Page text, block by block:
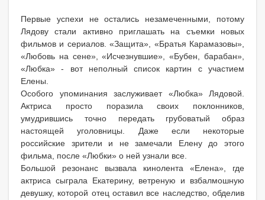
Первые успехи не остались незамеченными, потому
Лядову стали активно приглашать на съемки новых
фильмов и сериалов. «Защита», «Братья Карамазовы»,
«Любовь на сене», «Исчезнувшие», «Бубен, барабан»,
«Любка» - вот неполный список картин с участием
Елены.
Особого упоминания заслуживает «Любка» Лядовой.
Актриса просто поразила своих поклонников,
умудрившись точно передать грубоватый образ
настоящей уголовницы. Даже если некоторые
российские зрители и не замечали Елену до этого
фильма, после «Любки» о ней узнали все.
Большой резонанс вызвала кинолента «Елена», где
актриса сыграла Екатерину, ветреную и взбалмошную
девушку, которой отец оставил все наследство, обделив